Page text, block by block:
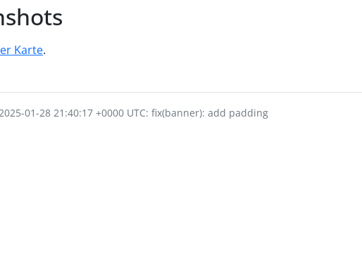
Karte.
01-28 21:40:17 +0000 UTC: fix(banner): add padding